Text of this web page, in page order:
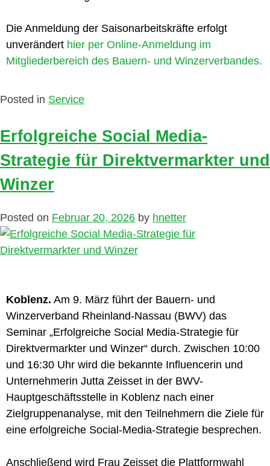
Die Anmeldung der Saisonarbeitskräfte erfolgt
unverändert hier per Online-Anmeldung im
Mitgliederbereich des Bauern- und Winzerverbandes.
Posted in Service
Erfolgreiche Social Media-
Strategie für Direktvermarkter und
Winzer
Posted on Februar 20, 2026 by hnetter
Koblenz. Am 9. März führt der Bauern- und
Winzerverband Rheinland-Nassau (BWV) das
Seminar „Erfolgreiche Social Media-Strategie für
Direktvermarkter und Winzer“ durch. Zwischen 10:00
und 16:30 Uhr wird die bekannte Influencerin und
Unternehmerin Jutta Zeisset in der BWV-
Hauptgeschäftsstelle in Koblenz nach einer
Zielgruppenanalyse, mit den Teilnehmern die Ziele für
eine erfolgreiche Social-Media-Strategie besprechen.
Anschließend wird Frau Zeisset die Plattformwahl